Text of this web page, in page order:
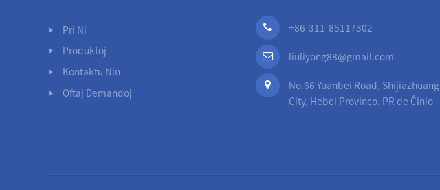
Valves-DIN3352 F5
Pri Ni
Produktoj
Kontaktu Nin
Oftaj Demandoj
+86-311-85117302
liuliyong88@gmail.com
No.66 Yuanbei Road, Shijiazhuang
City, Hebei Provinco, PR de Ĉinio